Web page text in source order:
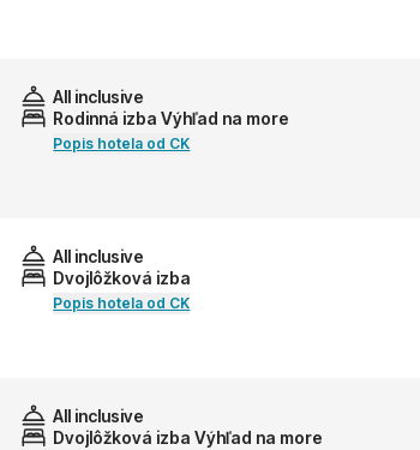
All inclusive
Rodinná izba Výhľad na more
Popis hotela od CK
All inclusive
Dvojlôžková izba
Popis hotela od CK
All inclusive
Dvojlôžková izba Výhľad na more